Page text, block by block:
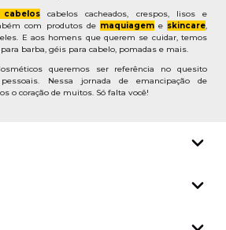
cabelos cacheados, crespos, lisos e
com produtos de maquiageme skincare,
E aos homens que querem se cuidar, temos
para barba, géis para cabelo, pomadas e mais.
queremos ser referência no quesito
Nessa jornada de emancipação de
o coração de muitos. Só falta você!